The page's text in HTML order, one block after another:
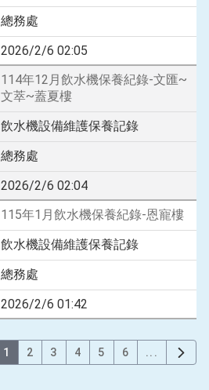
總務處
2026/2/6 02:05
114年12月飲水機保養紀錄-文匯~
文萃~蓋夏樓
飲水機設備維護保養記錄
總務處
2026/2/6 02:04
115年1月飲水機保養紀錄-恩寵樓
飲水機設備維護保養記錄
總務處
2026/2/6 01:42
1 2 3 4 5 6 ...